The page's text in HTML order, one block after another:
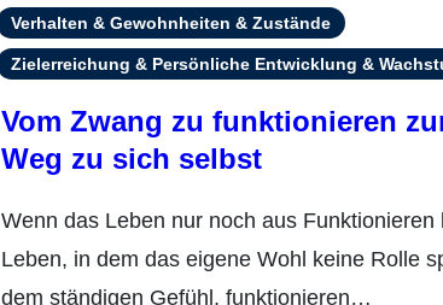
Verhalten & Gewohnheiten & Zustände
Zielerreichung & Persönliche Entwicklung &
Vom Zwang zu funktionieren
Weg zu sich selbst
Wenn das Leben nur noch aus Funktionieren besteht Rainer Honnef kannte ein
Leben, in dem das eigene Wohl keine Rolle
dem ständigen Gefühl, funktionieren…